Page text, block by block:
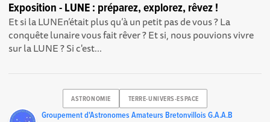
Exposition - LUNE : préparez, explorez, rêvez !
Et si la LUNEn’était plus qu’à un petit pas de vous ? La
conquête lunaire vous fait rêver ? Et si, nous pouvions vivre
sur la LUNE ? Si c'est...
ASTRONOMIE TERRE-UNIVERS-ESPACE
Groupement d'Astronomes Amateurs Bretonvillois G.A.A.B